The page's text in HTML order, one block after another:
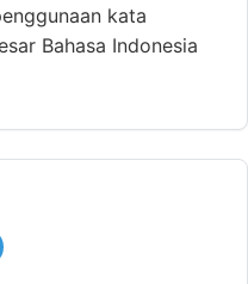
kata
Bahasa Indonesia